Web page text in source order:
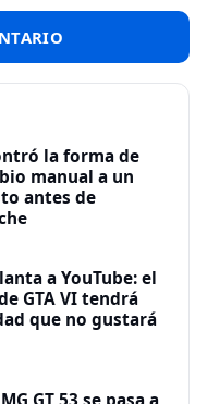
la forma de
manual a un
antes de
a YouTube: el
GTA VI tendrá
que no gustará